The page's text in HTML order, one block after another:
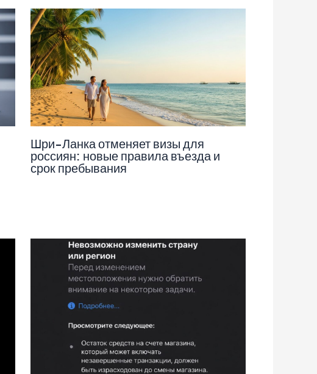
Шри-Ланка отменяет визы для
россиян: новые правила въезда и
срок пребывания